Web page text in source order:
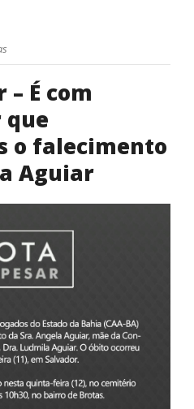
– É com
que
o falecimento
Aguiar